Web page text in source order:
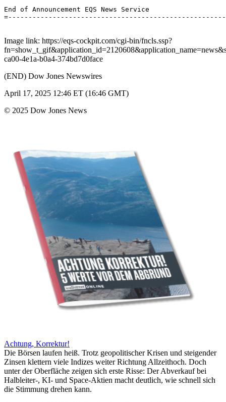
End of Announcement EQS News Service
Image link: https://eqs-cockpit.com/cgi-bin/fncls.ssp?
ca00-4e1a-b0a4-374bd7d0face
(END) Dow Jones Newswires
April 17, 2025 12:46 ET (16:46 GMT)
© 2025 Dow Jones News
Achtung, Korrektur!
Die Börsen laufen heiß. Trotz geopolitischer Krisen und steigender
Zinsen klettern viele Indizes weiter Richtung Allzeithoch. Doch
unter der Oberfläche zeigen sich erste Risse: Der Abverkauf bei
Halbleiter-, KI- und Space-Aktien macht deutlich, wie schnell sich
die Stimmung drehen kann.